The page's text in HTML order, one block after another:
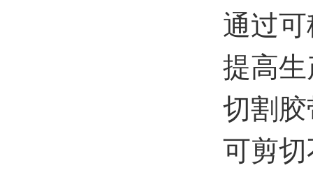
通过
提高
切割
可剪